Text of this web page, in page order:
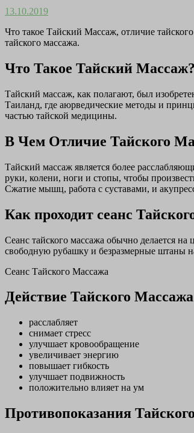
13.10.2019
Что такое Тайский Массаж, отличие
тайского массажа.
Что Такое Тайский Массаж?
Тайский массаж, как полагают, был
Таиланд, где аюрведические методы и
частью тайской медицины.
В Чем Отличие Тайского
Тайский массаж является более
руки, колени, ноги и стопы, чтобы
Сжатие мышц, работа с суставами, и
Как проходит сеанс
Сеанс тайского массажа обычно делается
свободную рубашку и безразмерные штаны
Сеанс Тайского Массажа
Действие Тайского Массажа
расслабляет
снимает стресс
улучшает кровообращение
увеличивает энергию
повышает гибкость
улучшает подвижность
положительно влияет на ум
Противопоказания